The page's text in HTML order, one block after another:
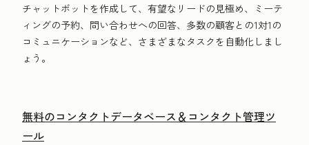
チャットボットを作成して、有望なリードの見極め、ミーテ
ィングの予約、問い合わせへの回答、多数の顧客との1対1の
コミュニケーションなど、さまざまなタスクを自動化しまし
ょう。
無料のコンタクトデータベース＆コンタクト管理ツ
ール